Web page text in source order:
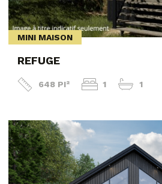
MINI MAISON
REFUGE
648 PI² 1 1